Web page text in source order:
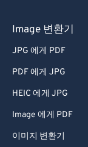
Image 변환기
JPG 에게 PDF
PDF 에게 JPG
HEIC 에게 JPG
Image 에게 PDF
이미지 변환기